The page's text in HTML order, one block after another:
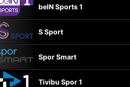
beIN Sports 1
S Sport
Spor Smart
Tivibu Spor 1